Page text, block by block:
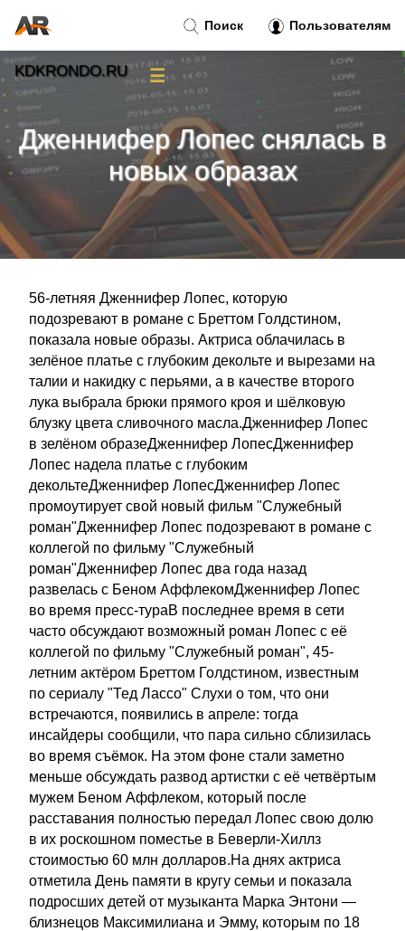
Дженнифер Лопес снялась в
новых образах
56-летняя Дженнифер Лопес, которую
подозревают в романе с Бреттом Голдстином,
показала новые образы. Актриса облачилась в
зелёное платье с глубоким декольте и вырезами на
талии и накидку с перьями, а в качестве второго
лука выбрала брюки прямого кроя и шёлковую
блузку цвета сливочного масла.Дженнифер Лопес
в зелёном образеДженнифер ЛопесДженнифер
Лопес надела платье с глубоким
декольтеДженнифер ЛопесДженнифер Лопес
промоутирует свой новый фильм "Служебный
роман"Дженнифер Лопес подозревают в романе с
коллегой по фильму "Служебный
роман"Дженнифер Лопес два года назад
развелась с Беном АффлекомДженнифер Лопес
во время пресс-тураВ последнее время в сети
часто обсуждают возможный роман Лопес с её
коллегой по фильму "Служебный роман", 45-
летним актёром Бреттом Голдстином, известным
по сериалу "Тед Лассо" Слухи о том, что они
встречаются, появились в апреле: тогда
инсайдеры сообщили, что пара сильно сблизилась
во время съёмок. На этом фоне стали заметно
меньше обсуждать развод артистки с её четвёртым
мужем Беном Аффлеком, который после
расставания полностью передал Лопес свою долю
в их роскошном поместье в Беверли-Хиллз
стоимостью 60 млн долларов.На днях актриса
отметила День памяти в кругу семьи и показала
подросших детей от музыканта Марка Энтони —
близнецов Максимилиана и Эмму, которым по 18
Поиск Пользователям
KDKRONDO.RU ☰
Тренды новостей»
Правила»
Контакт»